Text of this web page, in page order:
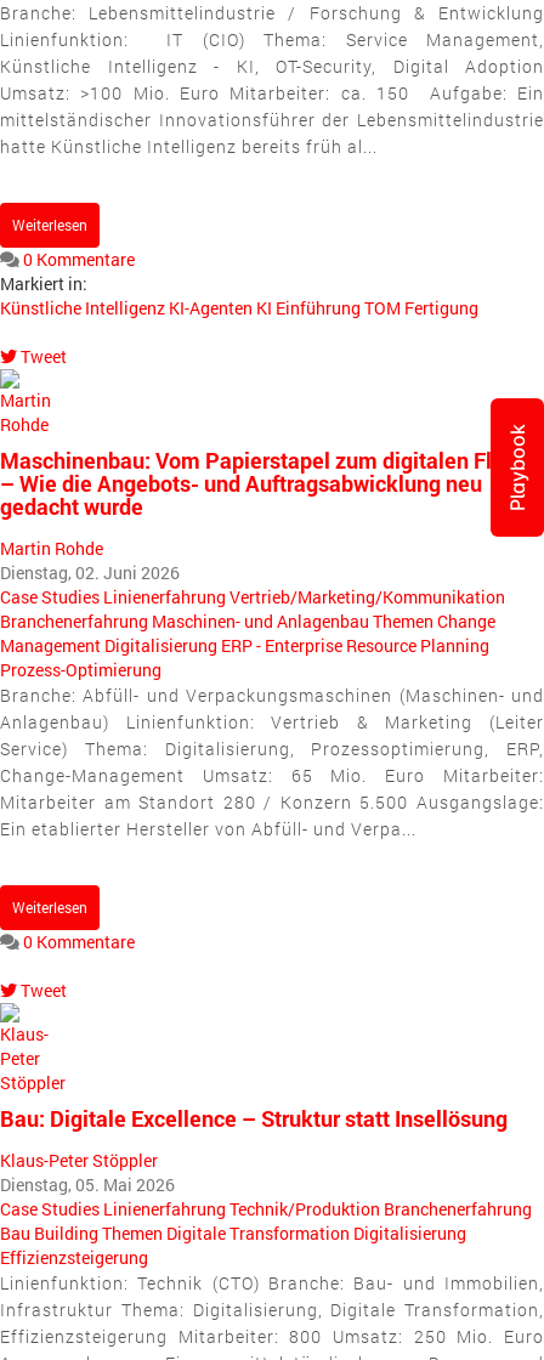
Branche: Lebensmittelindustrie / Forschung & Entwicklung
Linienfunktion: IT (CIO) Thema: Service Management,
Künstliche Intelligenz - KI, OT-Security, Digital Adoption
Umsatz: >100 Mio. Euro Mitarbeiter: ca. 150 Aufgabe: Ein
mittelständischer Innovationsführer der Lebensmittelindustrie
hatte Künstliche Intelligenz bereits früh al...
Weiterlesen
0 Kommentare
Markiert in:
Künstliche Intelligenz KI-Agenten KI Einführung TOM Fertigung
Tweet
pinterest
Maschinenbau: Vom Papierstapel zum digitalen Fluss
– Wie die Angebots- und Auftragsabwicklung neu
gedacht wurde
Martin Rohde
Dienstag, 02. Juni 2026
Case Studies Linienerfahrung Vertrieb/Marketing/Kommunikation
Branchenerfahrung Maschinen- und Anlagenbau Themen Change
Management Digitalisierung ERP - Enterprise Resource Planning
Prozess-Optimierung
Branche: Abfüll- und Verpackungsmaschinen (Maschinen- und
Anlagenbau) Linienfunktion: Vertrieb & Marketing (Leiter
Service) Thema: Digitalisierung, Prozessoptimierung, ERP,
Change-Management Umsatz: 65 Mio. Euro Mitarbeiter:
Mitarbeiter am Standort 280 / Konzern 5.500 Ausgangslage:
Ein etablierter Hersteller von Abfüll- und Verpa...
Weiterlesen
0 Kommentare
Tweet
pinterest
Bau: Digitale Excellence – Struktur statt Insellösung
Klaus-Peter Stöppler
Dienstag, 05. Mai 2026
Case Studies Linienerfahrung Technik/Produktion Branchenerfahrung
Bau Building Themen Digitale Transformation Digitalisierung
Effizienzsteigerung
Linienfunktion: Technik (CTO) Branche: Bau- und Immobilien,
Infrastruktur Thema: Digitalisierung, Digitale Transformation,
Effizienzsteigerung Mitarbeiter: 800 Umsatz: 250 Mio. Euro
Playbook